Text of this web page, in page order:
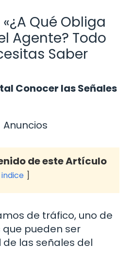
«¿A Qué Obliga
Agente? Todo
Saber
Conocer las Señales
Anuncios
de este Artículo
de tráfico, uno de
pueden ser
de las señales del